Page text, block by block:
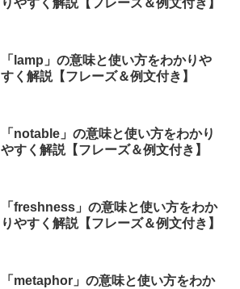
「lamp」の意味と使い方をわかりや
すく解説【フレーズ＆例文付き】
「notable」の意味と使い方をわかり
やすく解説【フレーズ＆例文付き】
「freshness」の意味と使い方をわか
りやすく解説【フレーズ＆例文付き】
「metaphor」の意味と使い方をわか